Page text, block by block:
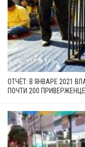
ОТЧЁТ: В ЯНВАРЕ 2021
ПОЧТИ 200